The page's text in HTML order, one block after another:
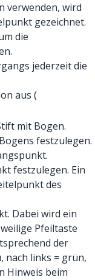
verwenden, wird
gezeichnet.
die
jederzeit die
aus (
mit Bogen.
festzulegen.
festzulegen. Ein
des
Dabei wird ein
Pfeiltaste
der
nach links = grün,
Hinweis beim